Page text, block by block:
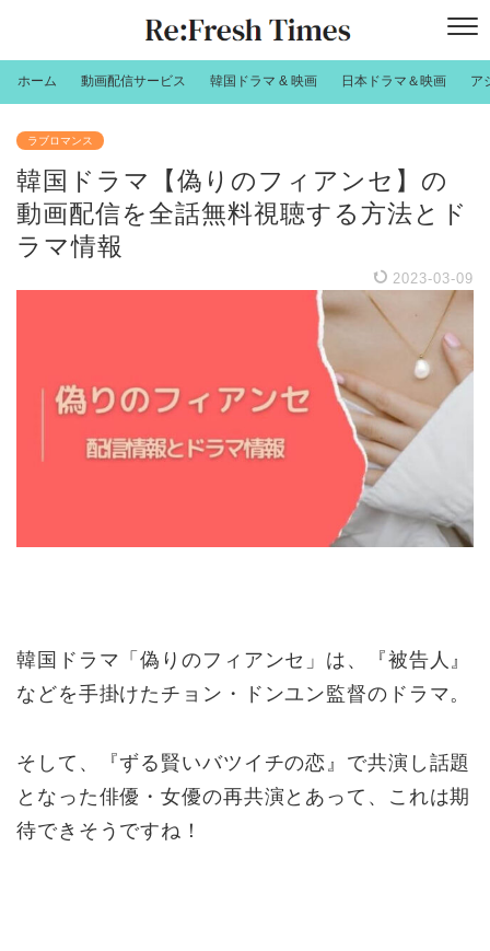
ホーム 動画配信サービス 韓国ドラマ & 映画 日本ドラマ＆映画 ア
ラブロマンス
韓国ドラマ【偽りのフィアンセ】の
動画配信を全話無料視聴する方法とド
ラマ情報
2023-03-09
韓国ドラマ「偽りのフィアンセ」は、『被告人』
などを手掛けたチョン・ドンユン監督のドラマ。
そして、『ずる賢いバツイチの恋』で共演し話題
となった俳優・女優の再共演とあって、これは期
待できそうですね！